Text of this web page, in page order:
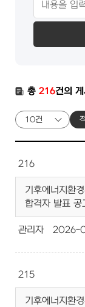
총 216건의
216
기후에너지환
합격자 발표
관리자 2026-
215
기후에너지환